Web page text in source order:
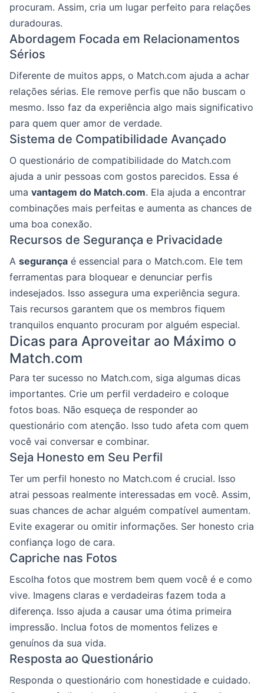
procuram. Assim, cria um lugar perfeito para relações
duradouras.
Abordagem Focada em Relacionamentos
Sérios
Diferente de muitos apps, o Match.com ajuda a achar
relações sérias. Ele remove perfis que não buscam o
mesmo. Isso faz da experiência algo mais significativo
para quem quer amor de verdade.
Sistema de Compatibilidade Avançado
O questionário de compatibilidade do Match.com
ajuda a unir pessoas com gostos parecidos. Essa é
uma vantagem do Match.com. Ela ajuda a encontrar
combinações mais perfeitas e aumenta as chances de
uma boa conexão.
Recursos de Segurança e Privacidade
A segurança é essencial para o Match.com. Ele tem
ferramentas para bloquear e denunciar perfis
indesejados. Isso assegura uma experiência segura.
Tais recursos garantem que os membros fiquem
tranquilos enquanto procuram por alguém especial.
Dicas para Aproveitar ao Máximo o
Match.com
Para ter sucesso no Match.com, siga algumas dicas
importantes. Crie um perfil verdadeiro e coloque
fotos boas. Não esqueça de responder ao
questionário com atenção. Isso tudo afeta com quem
você vai conversar e combinar.
Seja Honesto em Seu Perfil
Ter um perfil honesto no Match.com é crucial. Isso
atrai pessoas realmente interessadas em você. Assim,
suas chances de achar alguém compatível aumentam.
Evite exagerar ou omitir informações. Ser honesto cria
confiança logo de cara.
Capriche nas Fotos
Escolha fotos que mostrem bem quem você é e como
vive. Imagens claras e verdadeiras fazem toda a
diferença. Isso ajuda a causar uma ótima primeira
impressão. Inclua fotos de momentos felizes e
genuínos da sua vida.
Resposta ao Questionário
Responda o questionário com honestidade e cuidado.